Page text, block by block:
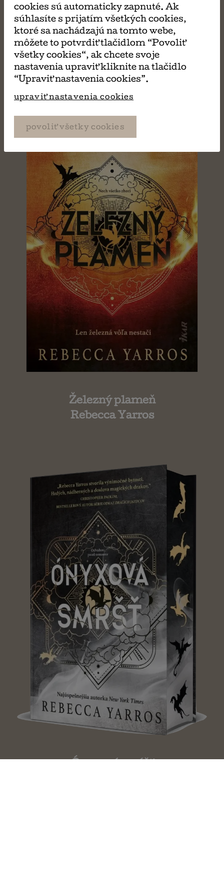
MÔŽE SA VÁM TIEŽ
PÁČIŤ
Železný plameň
Rebecca Yarros
cookies sú automaticky zapnuté. Ak
súhlasíte s prijatím všetkých cookies,
ktoré sa nachádzajú na tomto webe,
môžete to potvrdiť tlačidlom “Povoliť
všetky cookies“, ak chcete svoje
nastavenia upraviť kliknite na tlačidlo
“Upraviť nastavenia cookies”.
upraviť nastavenia cookies
povoliť všetky cookies